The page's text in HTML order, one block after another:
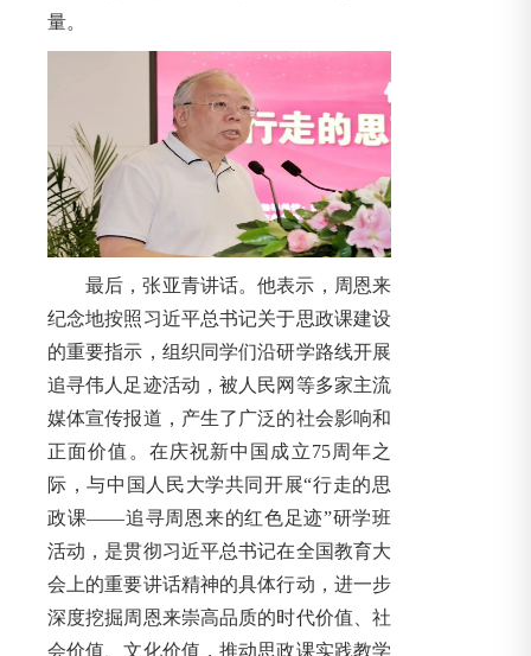
量。
最后，张亚青讲话。他表示，周恩来
纪念地按照习近平总书记关于思政课建设
的重要指示，组织同学们沿研学路线开展
追寻伟人足迹活动，被人民网等多家主流
媒体宣传报道，产生了广泛的社会影响和
正面价值。在庆祝新中国成立75周年之
际，与中国人民大学共同开展“行走的思
政课——追寻周恩来的红色足迹”研学班
活动，是贯彻习近平总书记在全国教育大
会上的重要讲话精神的具体行动，进一步
深度挖掘周恩来崇高品质的时代价值、社
会价值、文化价值，推动思政课实践教学